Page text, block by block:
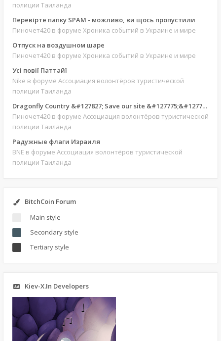
полиции Таиланда
Перевірте папку SPAM - можливо, ви щось пропустили
Пиночет420 в форуме Хроника событий в Украине и мире
Отпуск на воздушном шаре
Пиночет420 в форуме Хроника событий в Украине и мире
Усі повії Паттайї
Nike в форуме Ассоциация волонтёров туристической
полиции Таиланда
Dragonfly Country &#127827; Save our site &#127775;&#127769;
Пиночет420 в форуме Ассоциация волонтёров туристической
полиции Таиланда
Радужные флаги Израиля
BNE в форуме Ассоциация волонтёров туристической
полиции Таиланда
BitchCoin Forum
Main style
Secondary style
Tertiary style
Kiev-X.In Developers